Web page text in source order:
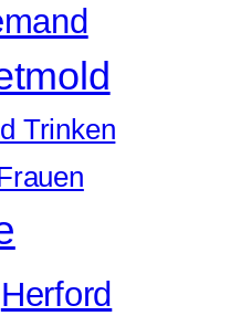
Trinken
Herford